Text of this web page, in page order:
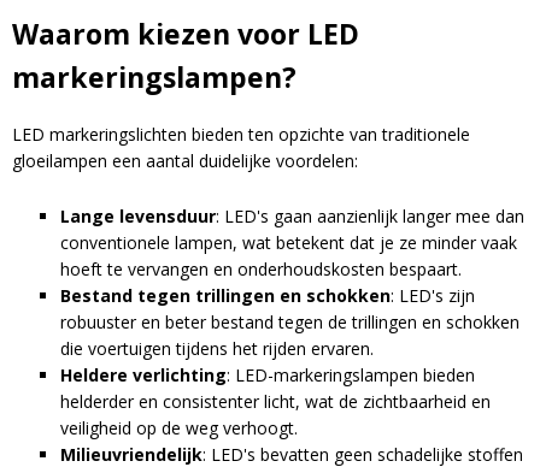
Waarom kiezen voor LED
markeringslampen?
LED markeringslichten bieden ten opzichte van traditionele
gloeilampen een aantal duidelijke voordelen:
Lange levensduur: LED's gaan aanzienlijk langer mee dan
conventionele lampen, wat betekent dat je ze minder vaak
hoeft te vervangen en onderhoudskosten bespaart.
Bestand tegen trillingen en schokken: LED's zijn
robuuster en beter bestand tegen de trillingen en schokken
die voertuigen tijdens het rijden ervaren.
Heldere verlichting: LED-markeringslampen bieden
helderder en consistenter licht, wat de zichtbaarheid en
veiligheid op de weg verhoogt.
Milieuvriendelijk: LED's bevatten geen schadelijke stoffen